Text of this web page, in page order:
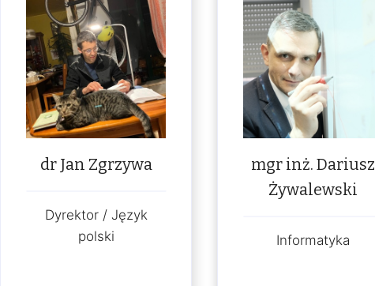
dr Jan Zgrzywa
Dyrektor / Język
polski
mgr inż. Dariusz
Żywalewski
Informatyka